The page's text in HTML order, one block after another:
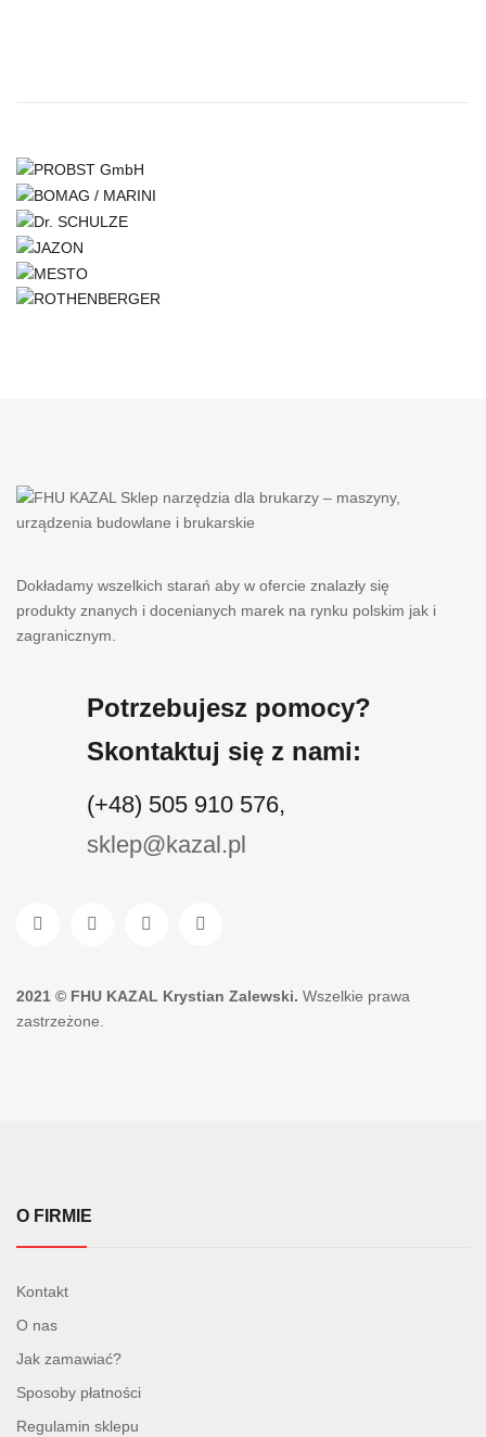
Dokładamy wszelkich starań aby w ofercie znalazły się
produkty znanych i docenianych marek na rynku polskim jak i
zagranicznym.
Potrzebujesz pomocy?
Skontaktuj się z nami:
(+48) 505 910 576,
sklep@kazal.pl
2021 © FHU KAZAL Krystian Zalewski. Wszelkie prawa
zastrzeżone.
O FIRMIE
Kontakt
O nas
Jak zamawiać?
Sposoby płatności
Regulamin sklepu